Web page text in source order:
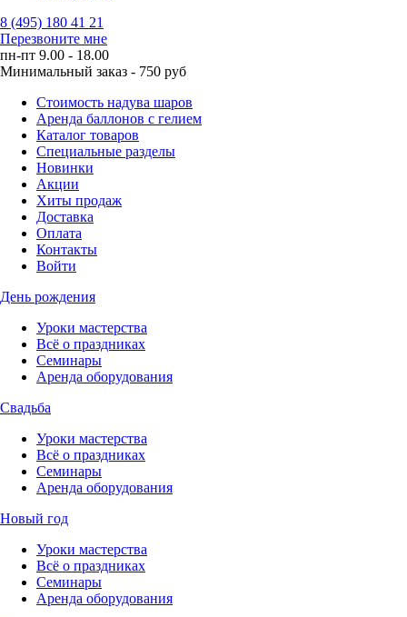
8 (495) 180 41 21
Перезвоните мне
пн-пт 9.00 - 18.00
Минимальный заказ - 750 руб
Стоимость надува шаров
Аренда баллонов с гелием
Каталог товаров
Специальные разделы
Новинки
Акции
Хиты продаж
Доставка
Оплата
Контакты
Войти
День рождения
Уроки мастерства
Всё о праздниках
Семинары
Аренда оборудования
Свадьба
Уроки мастерства
Всё о праздниках
Семинары
Аренда оборудования
Новый год
Уроки мастерства
Всё о праздниках
Семинары
Аренда оборудования